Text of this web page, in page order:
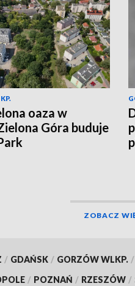
oaza w
Góra buduje
ZOBACZ
/ GDAŃSK / GORZÓW WLKP. /
/ POZNAŃ / RZESZÓW /